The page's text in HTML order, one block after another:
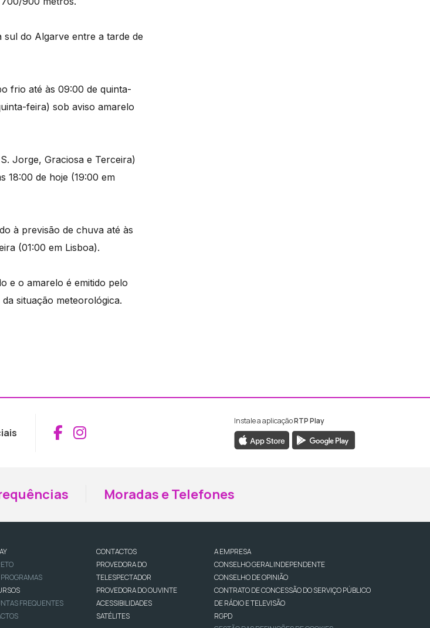
do Algarve entre a tarde de
frio até às 09:00 de quinta-
feira) sob aviso amarelo
Jorge, Graciosa e Terceira)
18:00 de hoje (19:00 em
à previsão de chuva até às
(01:00 em Lisboa).
e o amarelo é emitido pelo
situação meteorológica.
Aceder ao Facebook da RTP Madeira
Aceder ao Instagram da RTP Madeira
Instale a aplicaçãoRTP Play
Moradas e Telefones
FREQUENTES
CONTACTOS
PROVEDORA DO
TELESPECTADOR
PROVEDORA DO OUVINTE
ACESSIBILIDADES
SATÉLITES
A EMPRESA
CONSELHO GERAL INDEPENDENTE
CONSELHO DE OPINIÃO
CONTRATO DE CONCESSÃO DO SERVIÇO PÚBLICO
DE RÁDIO E TELEVISÃO
RGPD